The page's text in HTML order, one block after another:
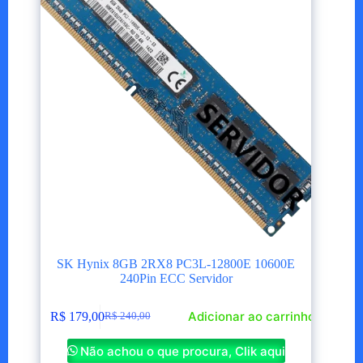
SK Hynix 8GB 2RX8 PC3L-12800E 10600E
240Pin ECC Servidor
R$240,00
O
preço
original
R$179,00O
preço
atual
Adicionar ao carrinho
Não achou o que procura, Clik aqui